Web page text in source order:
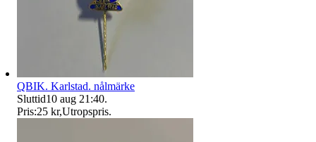
QBIK. Karlstad. nålmärke
Sluttid10 aug 21:40.
Pris:25 kr,Utropspris.